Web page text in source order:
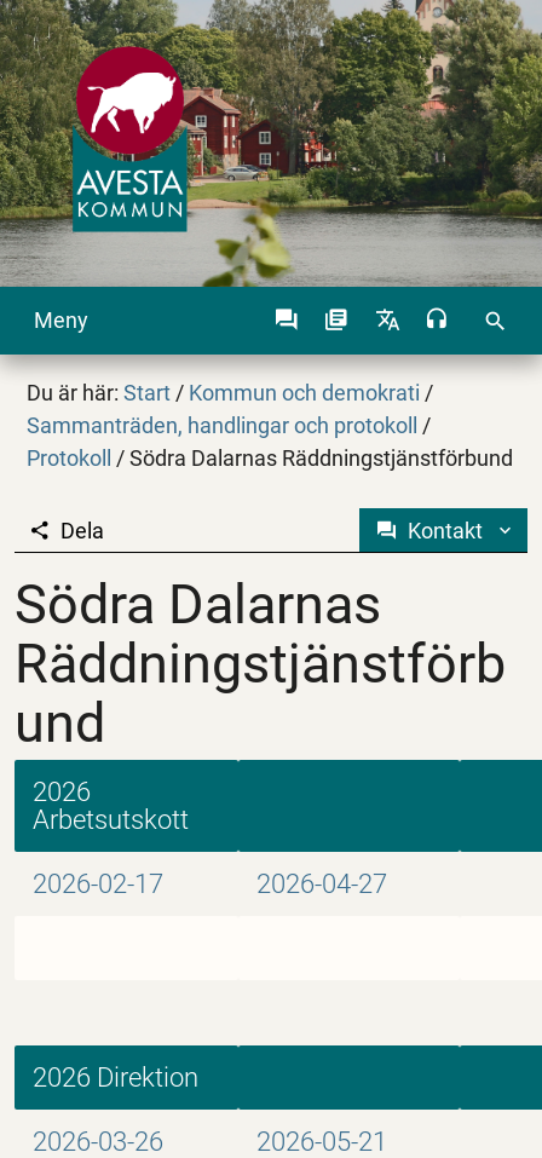
Meny search
Du är här:Start / Kommun och demokrati /
Sammanträden, handlingar och protokoll
/
Protokoll
/Södra Dalarnas Räddningstjänstförbund
Södra Dalarnas
Dela Kontakt
Södra Dalarnas
Räddningstjänstförb
und
2026
Arbetsutskott
2026-02-17 2026-04-27
2026 Direktion
2026-03-26 2026-05-21